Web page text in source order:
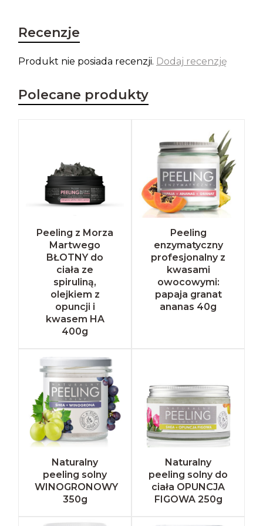
Recenzje
Produkt nie posiada recenzji. Dodaj recenzję
Polecane produkty
Peeling z Morza
Martwego
BŁOTNY do
ciała ze
spiruliną,
olejkiem z
opuncji i
kwasem HA
400g
Peeling
enzymatyczny
profesjonalny z
kwasami
owocowymi:
papaja granat
ananas 40g
Naturalny
peeling solny
WINOGRONOWY
350g
Naturalny
peeling solny do
ciała OPUNCJA
FIGOWA 250g